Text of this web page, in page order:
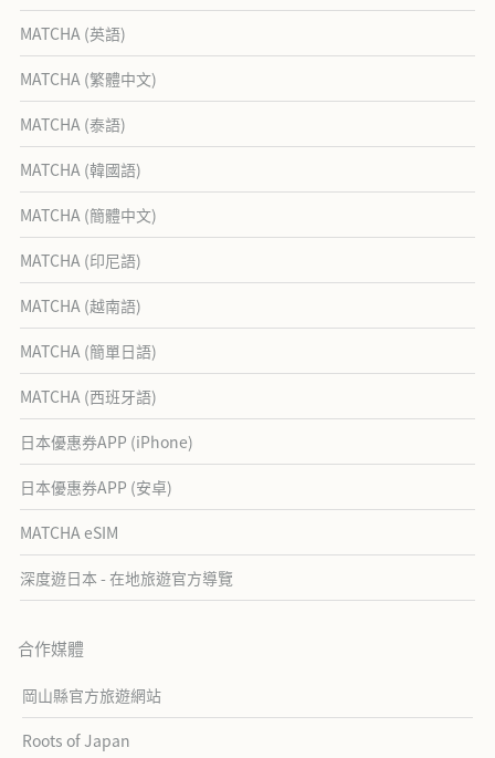
MATCHA (英語)
MATCHA (繁體中文)
MATCHA (泰語)
MATCHA (韓國語)
MATCHA (簡體中文)
MATCHA (印尼語)
MATCHA (越南語)
MATCHA (簡單日語)
MATCHA (西班牙語)
日本優惠券APP (iPhone)
日本優惠券APP (安卓)
MATCHA eSIM
深度遊日本 - 在地旅遊官方導覽
合作媒體
岡山縣官方旅遊網站
Roots of Japan